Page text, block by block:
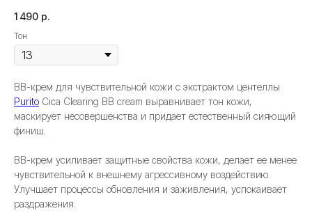
1 490 р.
Тон
BB-крем для чувствительной кожи с экстрактом центеллы
Purito Cica Clearing BB cream выравнивает тон кожи,
маскирует несовершенства и придает естественный сияющий
финиш.
BB-крем усиливает защитные свойства кожи, делает ее менее
чувствительной к внешнему агрессивному воздействию.
Улучшает процессы обновления и заживления, успокаивает
раздражения.